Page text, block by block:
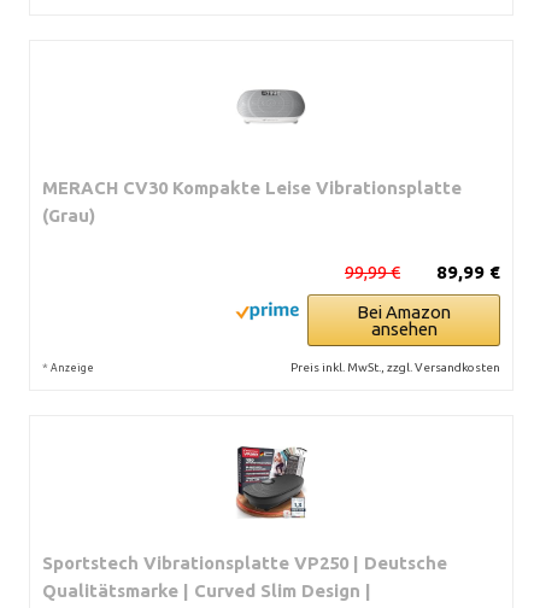
MERACH CV30 Kompakte Leise Vibrationsplatte
(Grau)
89,99 €
99,99 €
Bei Amazon
ansehen
* Anzeige Preis inkl. MwSt., zzgl. Versandkosten
Sportstech Vibrationsplatte VP250 | Deutsche
Qualitätsmarke | Curved Slim Design |